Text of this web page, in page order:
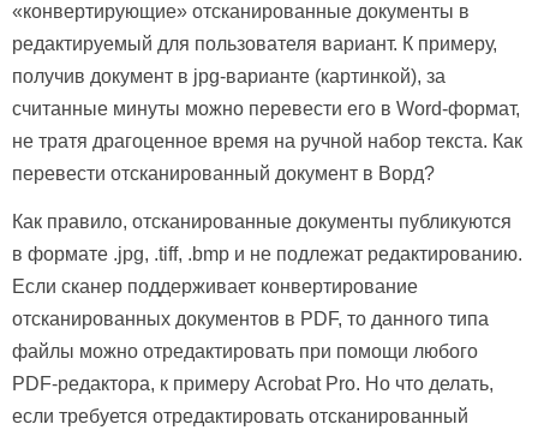
«конвертирующие» отсканированные документы в
редактируемый для пользователя вариант. К примеру,
получив документ в jpg-варианте (картинкой), за
считанные минуты можно перевести его в Word-формат,
не тратя драгоценное время на ручной набор текста. Как
перевести отсканированный документ в Ворд?
Как правило, отсканированные документы публикуются
в формате .jpg, .tiff, .bmp и не подлежат редактированию.
Если сканер поддерживает конвертирование
отсканированных документов в PDF, то данного типа
файлы можно отредактировать при помощи любого
PDF-редактора, к примеру Acrobat Pro. Но что делать,
если требуется отредактировать отсканированный